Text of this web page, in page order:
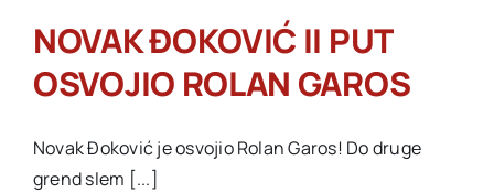
Akti SSAB
NOVAK ĐOKOVIĆ II PUT
OSVOJIO ROLAN GAROS
Novak Đoković je osvojio Rolan Garos! Do druge
grend slem [...]